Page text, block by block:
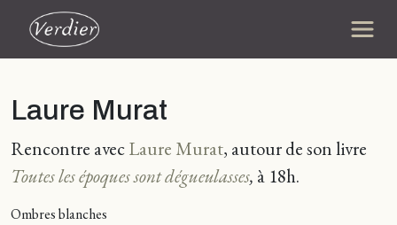
Laure Murat
Rencontre avecLaure Murat, autour de son livre
Toutes les époques sont dégueulasses, à 18h.
Ombres blanches